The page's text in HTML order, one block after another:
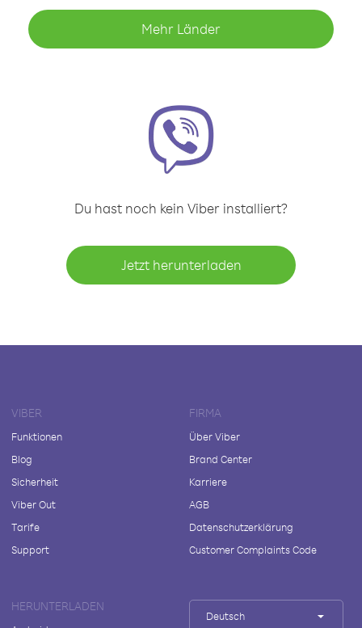
Mehr Länder
Du hast noch kein Viber installiert?
Jetzt herunterladen
VIBER
Funktionen
Blog
Sicherheit
Viber Out
Tarife
Support
FIRMA
Über Viber
Brand Center
Karriere
AGB
Datenschutzerklärung
Customer Complaints Code
HERUNTERLADEN
Deutsch